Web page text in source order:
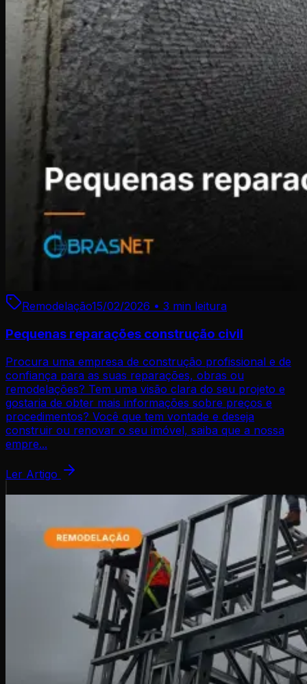
Remodelação15/02/2026 • 3 min leitura
Pequenas reparações construção civil
Procura uma empresa de construção profissional e de
confiança para as suas reparações, obras ou
remodelações? Tem uma visão clara do seu projeto e
gostaria de obter mais informações sobre preços e
procedimentos? Você que tem vontade e deseja
construir ou renovar o seu imóvel, saiba que a nossa
empre...
Ler Artigo